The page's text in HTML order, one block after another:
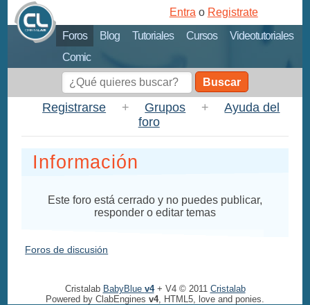
Foros Blog Tutoriales Cursos
Videotutoriales
Comic
Entra o Registrate
Buscar
Registrarse + Grupos +
Ayuda del
foro
Información
Este foro está cerrado y no puedes publicar,
responder o editar temas
Foros de discusión
Cristalab BabyBlue v4+ V4 © 2011 Cristalab
Powered by ClabEngines v4, HTML5, love and ponies.